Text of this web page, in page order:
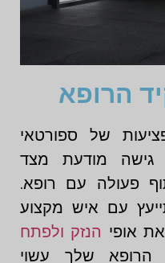
הרופא
של ספורטאי
גישה מודעת מצד
פעולה עם רופא.
עם איש מקצוע
אופי הנזק ולפתח
הרופא שלך עשוי